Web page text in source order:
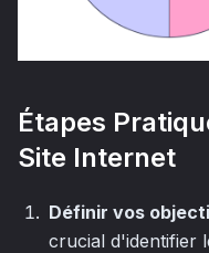
Étapes
Site Internet
Définir vos
crucial d'identifier